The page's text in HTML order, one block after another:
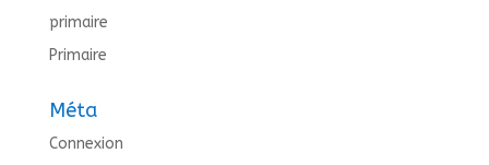
primaire
Primaire
Méta
Connexion